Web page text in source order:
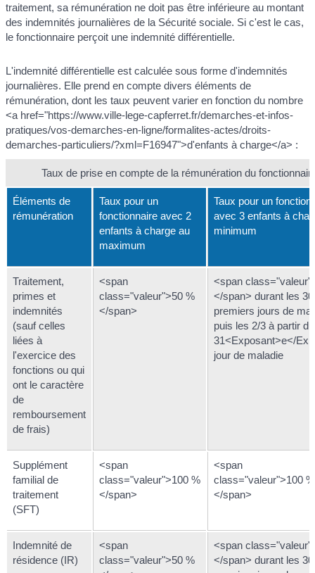
traitement, sa rémunération ne doit pas être inférieure au montant
des indemnités journalières de la Sécurité sociale. Si c'est le cas,
le fonctionnaire perçoit une indemnité différentielle.
L'indemnité différentielle est calculée sous forme d'indemnités
journalières. Elle prend en compte divers éléments de
rémunération, dont les taux peuvent varier en fonction du nombre
<a href="https://www.ville-lege-capferret.fr/demarches-et-infos-
pratiques/vos-demarches-en-ligne/formalites-actes/droits-
demarches-particuliers/?xml=F16947">d'enfants à charge</a> :
Taux de prise en compte de la rémunération du
Éléments de
rémunération
Taux pour un
fonctionnaire avec 2
enfants à charge au
maximum
Taux pour un
avec 3 enfants à
minimum
Traitement,
primes et
indemnités
(sauf celles
liées à
l'exercice des
fonctions ou qui
ont le caractère
de
remboursement
de frais)
<span
class="valeur">50 %
</span>
<span
</span> durant les 30
premiers jours de
puis les 2/3 à partir du
31<Exposant>e</
jour de maladie
Supplément
familial de
traitement
(SFT)
<span
class="valeur">100 %
</span>
<span
class="valeur">100 %
</span>
Indemnité de
résidence (IR)
<span
class="valeur">50 %
<span
</span> durant les 30